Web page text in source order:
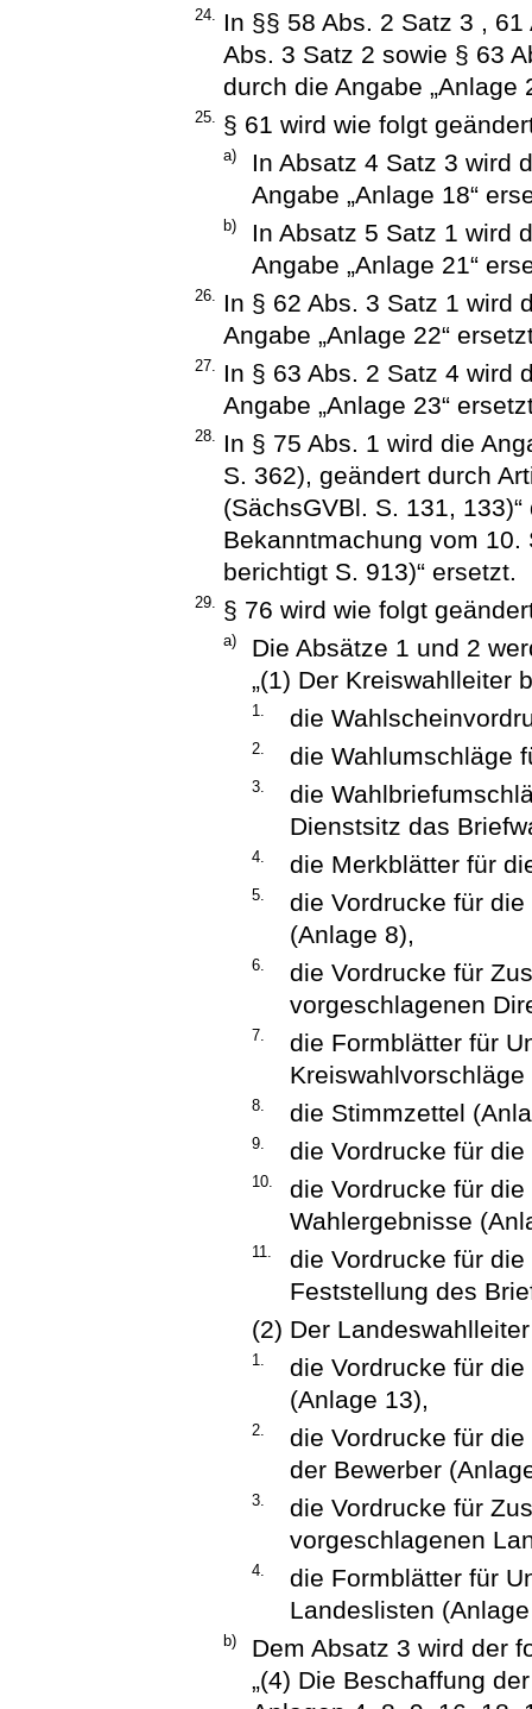
24. In §§ 58 Abs. 2 Satz 3 ,
Abs. 3 Satz 2 sowie § 63
durch die Angabe „Anlage
25. § 61 wird wie folgt
a)
In Absatz 4 Satz 3 wird
Angabe „Anlage 18“
b)
In Absatz 5 Satz 1 wird
Angabe „Anlage 21“
26. In § 62 Abs. 3 Satz 1 wird
Angabe „Anlage 22“
27. In § 63 Abs. 2 Satz 4 wird
Angabe „Anlage 23“
28. In § 75 Abs. 1 wird die
S. 362), geändert durch
(SächsGVBl. S. 131,
Bekanntmachung vom
berichtigt S. 913)“ ersetzt.
29. § 76 wird wie folgt
a)
Die Absätze 1 und 2
„(1) Der Kreiswahlleiter
1. die
2. die Wahlumschläge
3.
die
Dienstsitz das
4. die Merkblätter für
5.
die Vordrucke für
(Anlage 8),
6.
die Vordrucke für
vorgeschlagenen
7.
die Formblätter für
Kreiswahlvorschläge
8. die Stimmzettel
9. die Vordrucke für
10.
die Vordrucke für
Wahlergebnisse
11.
die Vordrucke für
Feststellung des
(2) Der
1.
die Vordrucke für
(Anlage 13),
2.
die Vordrucke für
der Bewerber
3.
die Vordrucke für
vorgeschlagenen
4.
die Formblätter für
Landeslisten (Anlage
b)
Dem Absatz 3 wird der
„(4) Die Beschaffung